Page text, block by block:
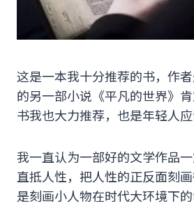
这是一本我十分推荐的书，作
的另一部小说《平凡的世界》
书我也大力推荐，也是年轻人应
我一直认为一部好的文学作品一
直抵人性，把人性的正反面刻
是刻画小人物在时代大环境下的